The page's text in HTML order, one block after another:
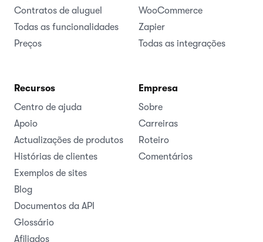
Contratos de aluguel
Todas as funcionalidades
Preços
WooCommerce
Zapier
Todas as integrações
Recursos
Centro de ajuda
Apoio
Actualizações de produtos
Histórias de clientes
Exemplos de sites
Blog
Documentos da API
Glossário
Afiliados
Empresa
Sobre
Carreiras
Roteiro
Comentários